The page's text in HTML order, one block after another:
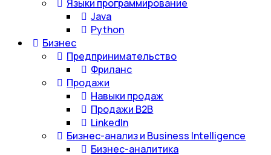
Языки программирование
Java
Python
Бизнес
Предпринимательство
Фриланс
Продажи
Навыки продаж
Продажи B2B
LinkedIn
Бизнес-анализ и Business Intelligence
Бизнес-аналитика